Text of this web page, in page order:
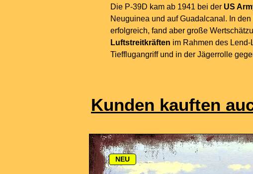
Die P-39D kam ab 1941 bei der US
Neuguinea und auf Guadalcanal. In
erfolgreich, fand aber große
Luftstreitkräften im Rahmen des
Tiefflugangriff und in der Jägerrolle
Kunden kauften
NEU